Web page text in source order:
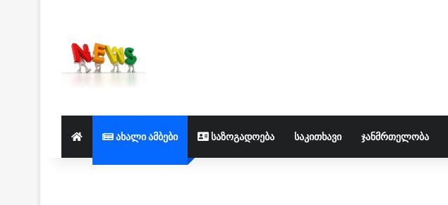
ახალი ამბები საზოგადოება საკითხავი ჯანმრთელობა